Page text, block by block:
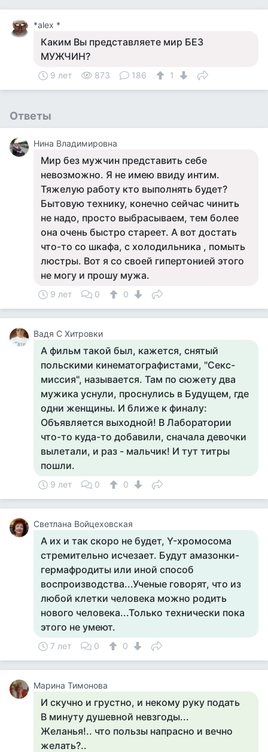
*alex *
Каким Вы представляете мир БЕЗ
МУЖЧИН?
9 лет 873 186 1
Ответы
Нина Владимировна
Мир без мужчин представить себе
невозможно. Я не имею ввиду интим.
Тяжелую работу кто выполнять будет?
Бытовую технику, конечно сейчас чинить
не надо, просто выбрасываем, тем более
она очень быстро стареет. А вот достать
что-то со шкафа, с холодильника , помыть
люстры. Вот я со своей гипертонией этого
не могу и прошу мужа.
9 лет 0 0
Вадя С Хитровки
А фильм такой был, кажется, снятый
польскими кинематографистами, "Секс-
миссия", называется. Там по сюжету два
мужика уснули, проснулись в Будущем, где
одни женщины. И ближе к финалу:
Объявляется выходной! В Лаборатории
что-то куда-то добавили, сначала девочки
вылетали, и раз - мальчик! И тут титры
пошли.
9 лет 0 0
Светлана Войцеховская
А их и так скоро не будет, Y-хромосома
стремительно исчезает. Будут амазонки-
гермафродиты или иной способ
воспроизводства...Ученые говорят, что из
любой клетки человека можно родить
нового человека...Только технически пока
этого не умеют.
7 лет 0 0
Марина Тимонова
И скучно и грустно, и некому руку подать
В минуту душевной невзгоды...
Желанья!.. что пользы напрасно и вечно
желать?..